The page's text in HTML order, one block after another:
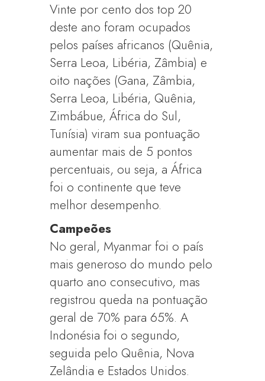
Vinte por cento dos top 20
deste ano foram ocupados
pelos países africanos (Quênia,
Serra Leoa, Libéria, Zâmbia) e
oito nações (Gana, Zâmbia,
Serra Leoa, Libéria, Quênia,
Zimbábue, África do Sul,
Tunísia) viram sua pontuação
aumentar mais de 5 pontos
percentuais, ou seja, a África
foi o continente que teve
melhor desempenho.
Campeões
No geral, Myanmar foi o país
mais generoso do mundo pelo
quarto ano consecutivo, mas
registrou queda na pontuação
geral de 70% para 65%. A
Indonésia foi o segundo,
seguida pelo Quênia, Nova
Zelândia e Estados Unidos.